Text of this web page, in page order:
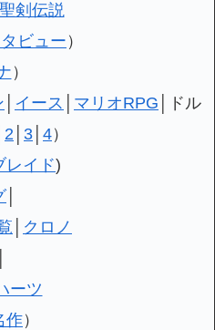
聖剣伝説
ビュー）
）
イース マリオRPG │ドル
2 3 4）
レイド)
│
クロノ
ーツ
作）